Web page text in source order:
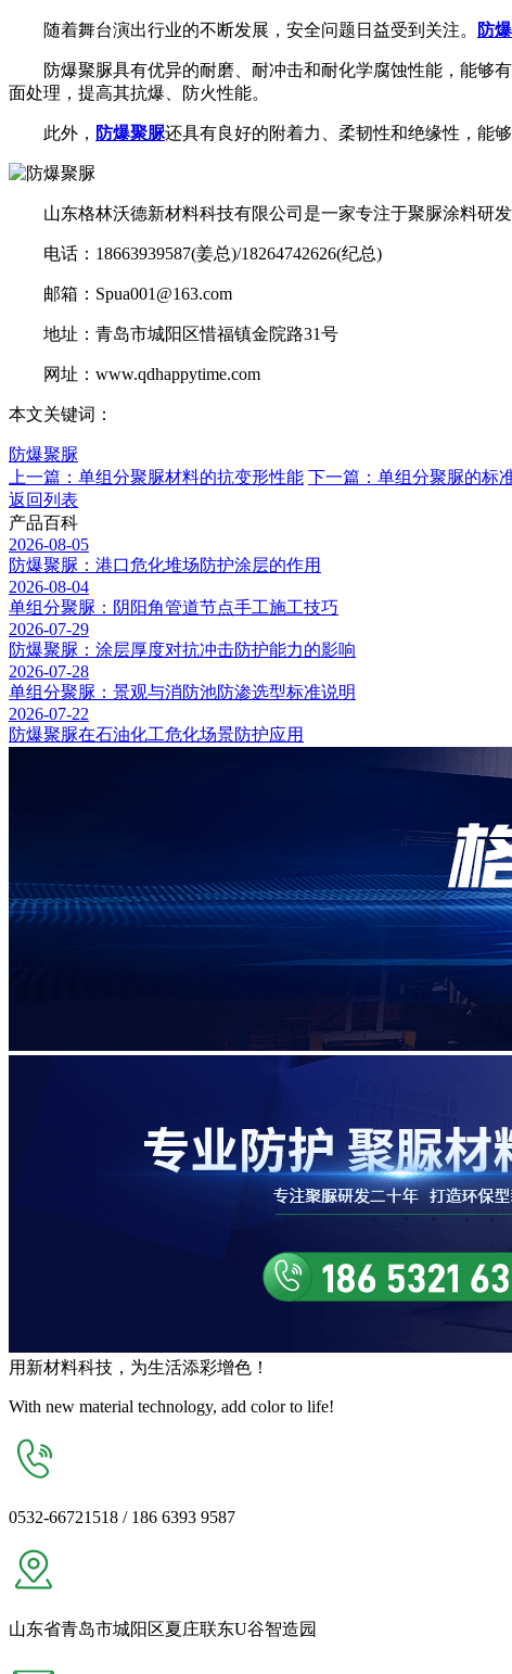
随着舞台演出行业的不断发展，安全问题日益受到关注。 防
防爆聚脲具有优异的耐磨、耐冲击和耐化学腐蚀性能，能够有
面处理，提高其抗爆、防火性能。
此外， 防爆聚脲还具有良好的附着力、柔韧性和绝缘性，能
山东格林沃德新材料科技有限公司是一家专注于聚脲涂料研发
电话：18663939587(姜总)/18264742626(纪总)
邮箱：Spua001@163.com
地址：青岛市城阳区惜福镇金院路31号
网址：www.qdhappytime.com
本文关键词：
防爆聚脲
上一篇：单组分聚脲材料的抗变形性能 下一篇：单组分聚脲的标
返回列表
产品百科
2026-08-05
防爆聚脲：港口危化堆场防护涂层的作用
2026-08-04
单组分聚脲：阴阳角管道节点手工施工技巧
2026-07-29
防爆聚脲：涂层厚度对抗冲击防护能力的影响
2026-07-28
单组分聚脲：景观与消防池防渗选型标准说明
2026-07-22
防爆聚脲在石油化工危化场景防护应用
用 新材料科技，为生活添彩增色 ！
With new material technology, add color to life!
0532-66721518 / 186 6393 9587
山东省青岛市城阳区夏庄联东U谷智造园